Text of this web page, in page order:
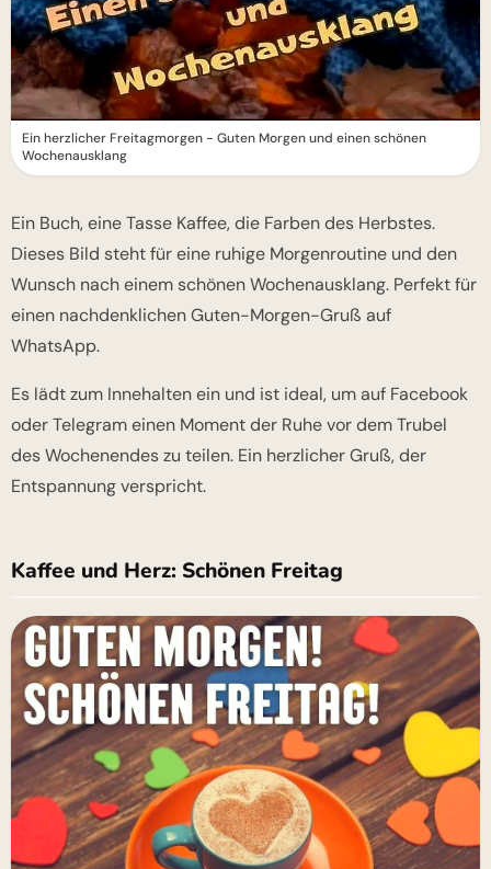
Ein herzlicher Freitagmorgen - Guten Morgen und einen schönen
Wochenausklang
Ein Buch, eine Tasse Kaffee, die Farben des Herbstes.
Dieses Bild steht für eine ruhige Morgenroutine und den
Wunsch nach einem schönen Wochenausklang. Perfekt für
einen nachdenklichen Guten-Morgen-Gruß auf
WhatsApp.
Es lädt zum Innehalten ein und ist ideal, um auf Facebook
oder Telegram einen Moment der Ruhe vor dem Trubel
des Wochenendes zu teilen. Ein herzlicher Gruß, der
Entspannung verspricht.
Kaffee und Herz: Schönen Freitag